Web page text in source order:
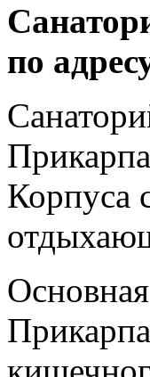
по
Корпуса